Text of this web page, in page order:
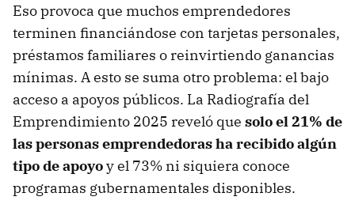
Eso provoca que muchos emprendedores
terminen financiándose con tarjetas personales,
préstamos familiares o reinvirtiendo ganancias
mínimas. A esto se suma otro problema: el bajo
acceso a apoyos públicos. La Radiografía del
Emprendimiento 2025 reveló que solo el 21% de
las personas emprendedoras ha recibido algún
tipo de apoyoy el 73% ni siquiera conoce
programas gubernamentales disponibles.